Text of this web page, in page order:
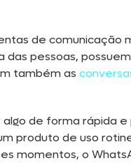
de comunicação
das pessoas,
também as
de forma rápida e
produto de uso
momentos, o